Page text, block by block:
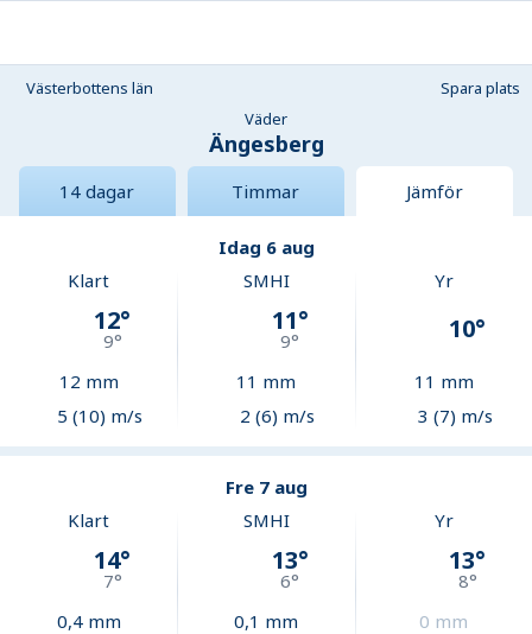
Västerbottens län
Spara plats
Väder
Ängesberg
14 dagar Timmar Jämför
Idag 6 aug
Klart
12°
9°
12 mm
5 (10) m/s
SMHI
11°
9°
11 mm
2 (6) m/s
Yr
10°
11 mm
3 (7) m/s
Fre 7 aug
Klart
14°
7°
0,4mm
SMHI
13°
6°
0,1 mm
Yr
13°
8°
0 mm